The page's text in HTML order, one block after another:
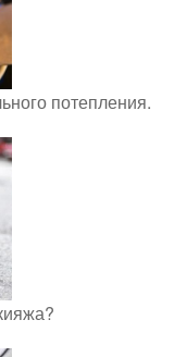
потепления.